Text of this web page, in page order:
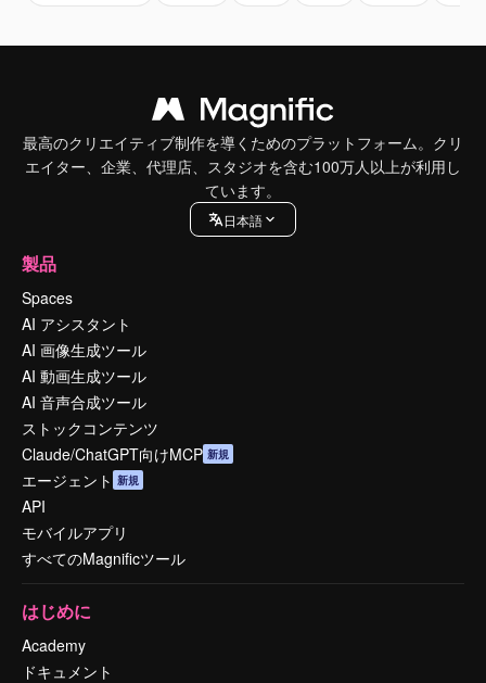
最高のクリエイティブ制作を導くためのプラットフォーム。クリ
エイター、企業、代理店、スタジオを含む100万人以上が利用し
ています。
日本語
製品
Spaces
AI アシスタント
AI 画像生成ツール
AI 動画生成ツール
AI 音声合成ツール
ストックコンテンツ
Claude/ChatGPT向けMCP 新規
エージェント 新規
API
モバイルアプリ
すべてのMagnificツール
はじめに
Academy
ドキュメント